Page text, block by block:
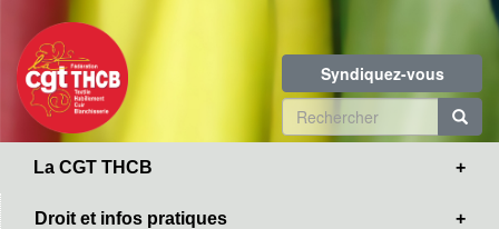
contenu
principal
Syndiquez-vous
Formulaire
de
La CGT THCB
Droit et infos pratiques